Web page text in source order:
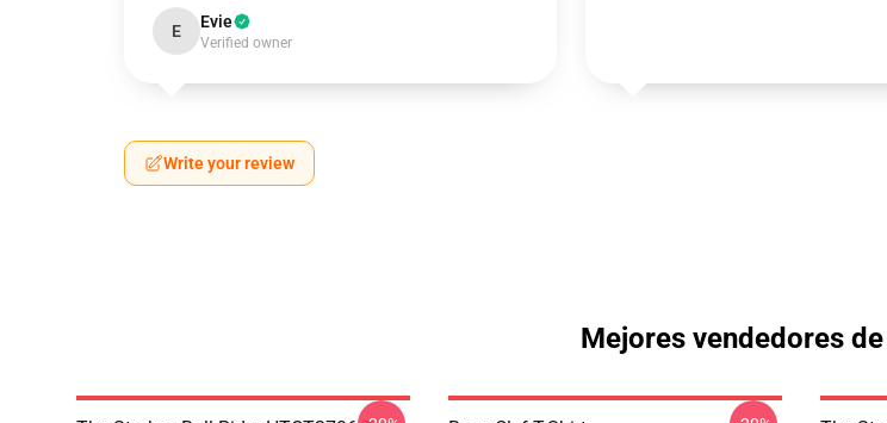
E Evie
Verified owner
Write your review
Mejores vendedores